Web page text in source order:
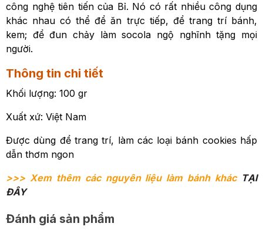
công nghệ tiên tiến của Bỉ. Nó có rất nhiều công dụng
khác nhau có thể để ăn trực tiếp, để trang trí bánh,
kem; để đun chảy làm socola ngộ nghĩnh tặng mọi
người.
Thông tin chi tiết
Khối lượng: 100 gr
Xuất xứ: Việt Nam
Được dùng để trang trí, làm các loại bánh cookies hấp
dẫn thơm ngon
>>> Xem thêm các nguyên liệu làm bánh khác TẠI
ĐÂY
Đánh giá sản phẩm